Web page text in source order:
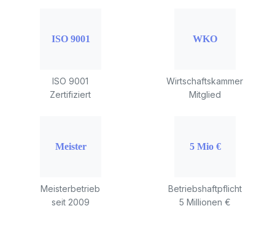
ISO 9001
Zertifiziert
Wirtschaftskammer
Mitglied
Meisterbetrieb
seit 2009
Betriebshaftpflicht
5 Millionen €